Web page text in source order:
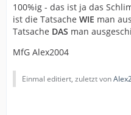
100%ig - das ist ja das
ist die Tatsache WIE man
Tatsache DAS man
MfG Alex2004
Einmal editiert, zuletzt von